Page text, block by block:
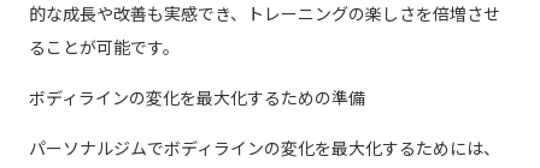
的な成長や改善も実感でき、トレーニングの楽しさを倍増させ
ることが可能です。
ボディラインの変化を最大化するための準備
パーソナルジムでボディラインの変化を最大化するためには、